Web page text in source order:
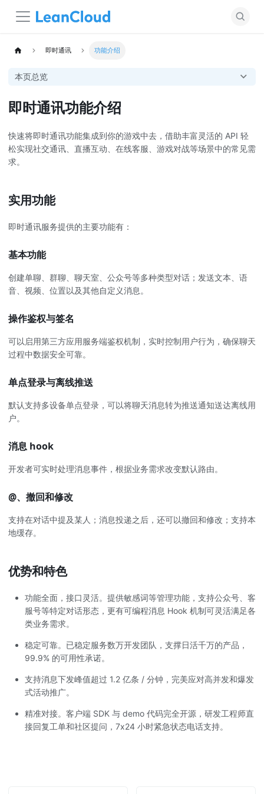
即时通讯 功能介绍
本页总览
即时通讯功能介绍
快速将即时通讯功能集成到你的游戏中去，借助丰富灵活的 API 轻
松实现社交通讯、直播互动、在线客服、游戏对战等场景中的常见需
求。
实用功能
即时通讯服务提供的主要功能有：
基本功能
创建单聊、群聊、聊天室、公众号等多种类型对话；发送文本、语
音、视频、位置以及其他自定义消息。
操作鉴权与签名
可以启用第三方应用服务端鉴权机制，实时控制用户行为，确保聊天
过程中数据安全可靠。
单点登录与离线推送
默认支持多设备单点登录，可以将聊天消息转为推送通知送达离线用
户。
消息 hook
开发者可实时处理消息事件，根据业务需求改变默认路由。
@、撤回和修改
支持在对话中提及某人；消息投递之后，还可以撤回和修改；支持本
地缓存。
优势和特色
功能全面，接口灵活。提供敏感词等管理功能，支持公众号、客
服号等特定对话形态，更有可编程消息 Hook 机制可灵活满足各
类业务需求。
稳定可靠。已稳定服务数万开发团队，支撑日活千万的产品，
99.9% 的可用性承诺。
支持消息下发峰值超过 1.2 亿条 / 分钟，完美应对高并发和爆发
式活动推广。
精准对接。客户端 SDK 与 demo 代码完全开源，研发工程师直
接回复工单和社区提问，7x24 小时紧急状态电话支持。